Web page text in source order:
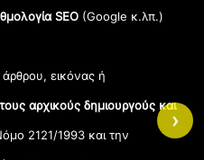
SEO (Google κ.λπ.)
εικόνας ή
αρχικούς δημιουργούς και
2121/1993 και την
›